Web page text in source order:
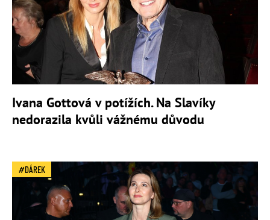
Ivana Gottová v potížích. Na Slavíky
nedorazila kvůli vážnému důvodu
DÁREK